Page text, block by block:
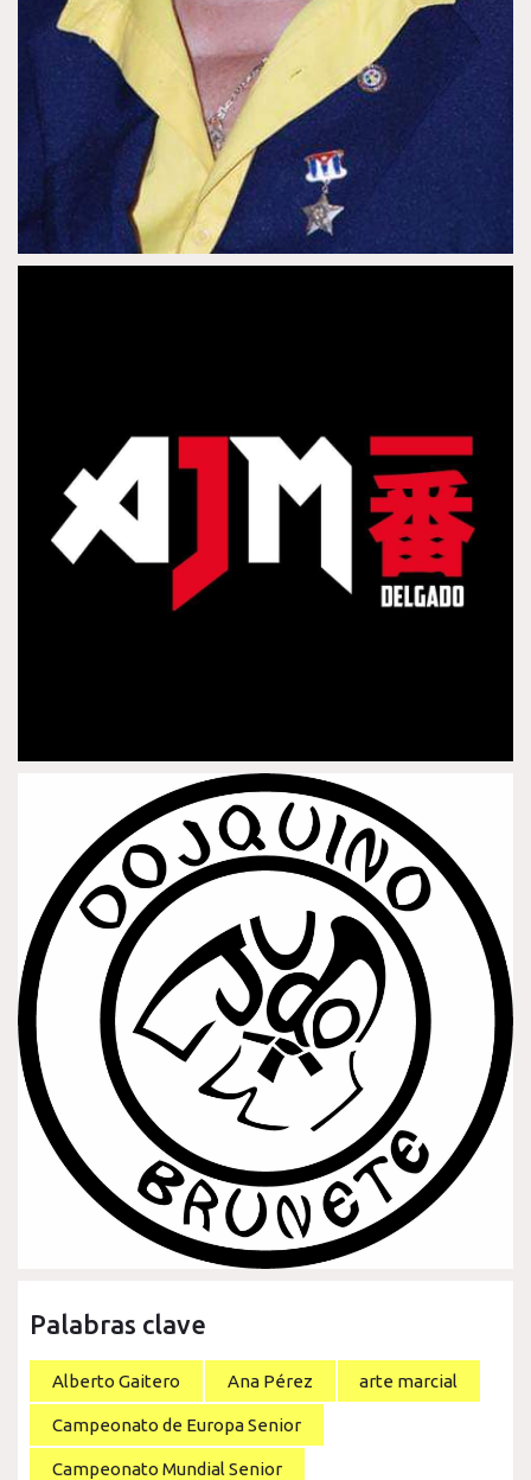
Palabras clave
Alberto Gaitero Ana Pérez arte marcial
Campeonato de Europa Senior
Campeonato Mundial Senior